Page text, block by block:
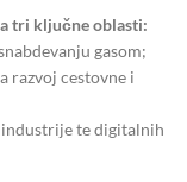
tri ključne oblasti:
gasom;
razvoj cestovne i
te digitalnih